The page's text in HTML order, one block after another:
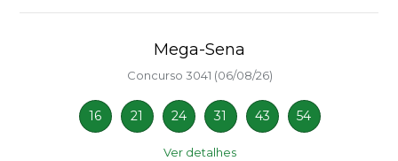
Mega-Sena
Concurso 3041 (06/08/26)
16 21 24 31 43 54
Ver detalhes